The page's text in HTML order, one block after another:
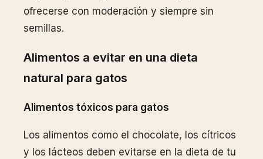
ofrecerse con moderación y siempre sin
semillas.
Alimentos a evitar en una dieta
natural para gatos
Alimentos tóxicos para gatos
Los alimentos como el chocolate, los cítricos
y los lácteos deben evitarse en la dieta de tu